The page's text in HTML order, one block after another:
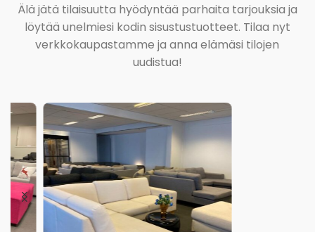
Älä jätä tilaisuutta hyödyntää parhaita tarjouksia ja
löytää unelmiesi kodin sisustustuotteet. Tilaa nyt
verkkokaupastamme ja anna elämäsi tilojen
uudistua!